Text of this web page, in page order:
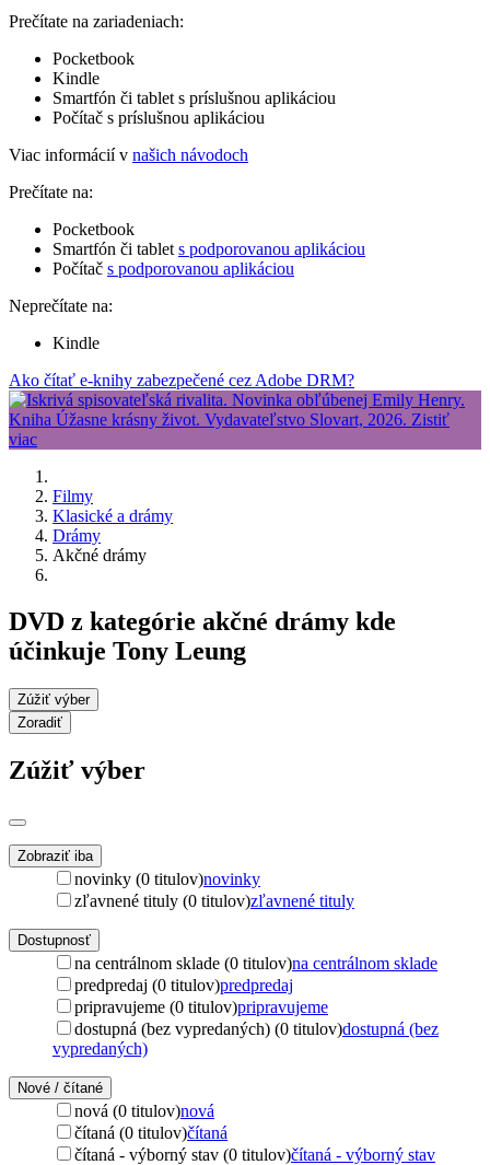
Prečítate na zariadeniach:
Pocketbook
Kindle
Smartfón či tablet s príslušnou aplikáciou
Počítač s príslušnou aplikáciou
Viac informácií v našich návodoch
Prečítate na:
Pocketbook
Smartfón či tablet s podporovanou aplikáciou
Počítač s podporovanou aplikáciou
Neprečítate na:
Kindle
Ako čítať e-knihy zabezpečené cez Adobe DRM?
Filmy
Klasické a drámy
Drámy
Akčné drámy
DVD z kategórie akčné drámy kde
účinkuje Tony Leung
Zúžiť výber
Zoradiť
Zúžiť výber
Zobraziť iba
novinky (0 titulov)novinky
zľavnené tituly (0 titulov)zľavnené tituly
Dostupnosť
na centrálnom sklade (0 titulov)na centrálnom sklade
predpredaj (0 titulov)predpredaj
pripravujeme (0 titulov)pripravujeme
dostupná (bez vypredaných) (0 titulov)dostupná (bez
vypredaných)
Nové / čítané
nová (0 titulov)nová
čítaná (0 titulov)čítaná
čítaná - výborný stav (0 titulov)čítaná - výborný stav